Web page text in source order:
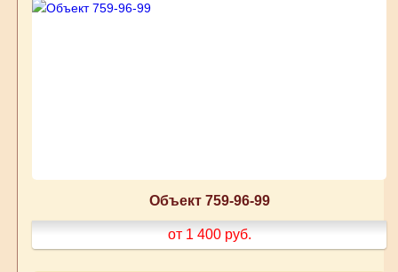
Объект 759-96-99
от 1 400 руб.